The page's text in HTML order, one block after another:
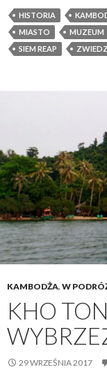
HISTORIA
MIASTO
MUZEUM
SIEM REAP
KAMBODŻA, W
KHO
29 WRZEŚNIA 2017